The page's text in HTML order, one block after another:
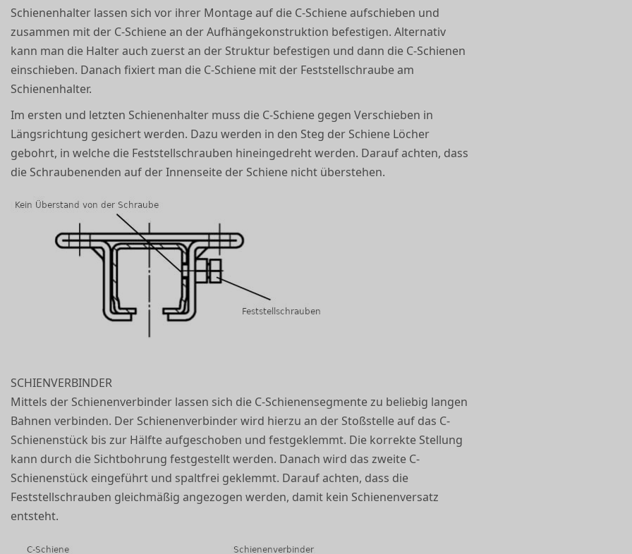
Schienenhalter lassen sich vor ihrer Montage auf die C-Schiene aufschieben und
zusammen mit der C-Schiene an der Aufhängekonstruktion befestigen. Alternativ
kann man die Halter auch zuerst an der Struktur befestigen und dann die C-Schienen
einschieben. Danach fixiert man die C-Schiene mit der Feststellschraube am
Schienenhalter.
Im ersten und letzten Schienenhalter muss die C-Schiene gegen Verschieben in
Längsrichtung gesichert werden. Dazu werden in den Steg der Schiene Löcher
gebohrt, in welche die Feststellschrauben hineingedreht werden. Darauf achten, dass
die Schraubenenden auf der Innenseite der Schiene nicht überstehen.
SCHIENVERBINDER
Mittels der Schienenverbinder lassen sich die C-Schienensegmente zu beliebig langen
Bahnen verbinden. Der Schienenverbinder wird hierzu an der Stoßstelle auf das C-
Schienenstück bis zur Hälfte aufgeschoben und festgeklemmt. Die korrekte Stellung
kann durch die Sichtbohrung festgestellt werden. Danach wird das zweite C-
Schienenstück eingeführt und spaltfrei geklemmt. Darauf achten, dass die
Feststellschrauben gleichmäßig angezogen werden, damit kein Schienenversatz
entsteht.